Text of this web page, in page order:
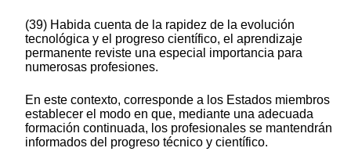
(39) Habida cuenta de la rapidez de la evolución
tecnológica y el progreso científico, el aprendizaje
permanente reviste una especial importancia para
numerosas profesiones.
En este contexto, corresponde a los Estados miembros
establecer el modo en que, mediante una adecuada
formación continuada, los profesionales se mantendrán
informados del progreso técnico y científico.